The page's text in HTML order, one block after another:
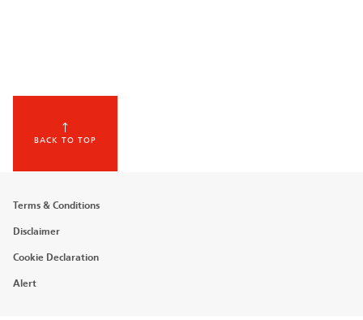
BACK TO TOP
Footer
menu
Terms & Conditions
Disclaimer
Cookie Declaration
Alert